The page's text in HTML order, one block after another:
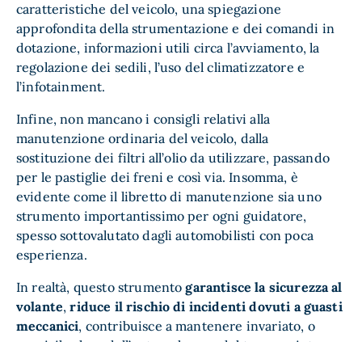
caratteristiche del veicolo, una spiegazione
approfondita della strumentazione e dei comandi in
dotazione, informazioni utili circa l’avviamento, la
regolazione dei sedili, l’uso del climatizzatore e
l’infotainment.
Infine, non mancano i consigli relativi alla
manutenzione ordinaria del veicolo, dalla
sostituzione dei filtri all’olio da utilizzare, passando
per le pastiglie dei freni e così via. Insomma, è
evidente come il libretto di manutenzione sia uno
strumento importantissimo per ogni guidatore,
spesso sottovalutato dagli automobilisti con poca
esperienza.
In realtà, questo strumentogarantisce la sicurezza al
volante,riduce il rischio di incidenti dovuti a guasti
meccanici, contribuisce a mantenere invariato, o